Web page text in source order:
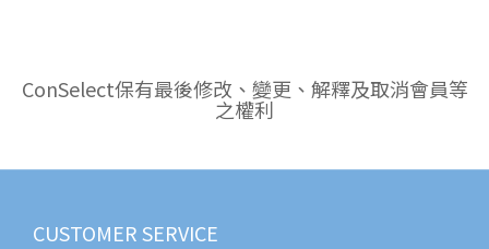
ConSelect保有最後修改、變更、解釋及取消會員等
之權利
CUSTOMER SERVICE